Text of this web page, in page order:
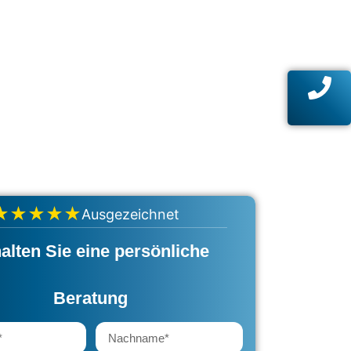
Ausgezeichnet
Sie eine persönliche
Beratung